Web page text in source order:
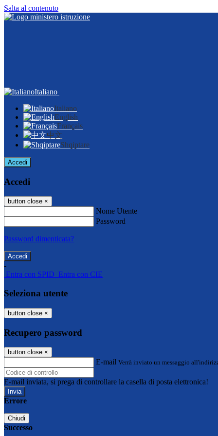
Salta al contenuto
Italiano
Italiano
English
Français
中文
Shqiptare
Accedi
Accedi
button close ×
Nome Utente
Password
Password dimenticata?
-
Entra con SPID Entra con CIE
Seleziona utente
button close ×
Recupero password
button close ×
E-mail Verrà inviato un messaggio
E-mail inviata, si prega di controllare la casella di posta elettronica!
Errore
Chiudi
Successo